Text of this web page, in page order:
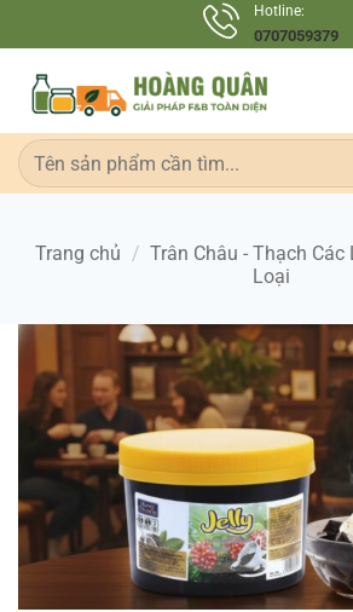
qua
dung
Hotline:
0707059379
Tìm
kiếm:
Trang chủ / Trân Châu - Thạch Các
Loại